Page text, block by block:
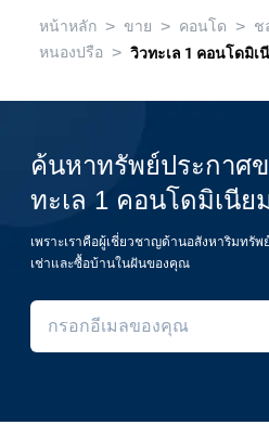
หน้าหลัก > ขาย > คอนโด > ช
หนองปรือ > วิวทะเล 1 คอนโดมิเ
ค้นหาทรัพย์ประกาศ
ทะเล 1 คอนโดมิเนีย
เพราะเราคือผู้เชี่ยวชาญด้านอสังหาริมทรั
เช่าและซื้อบ้านในฝันของคุณ